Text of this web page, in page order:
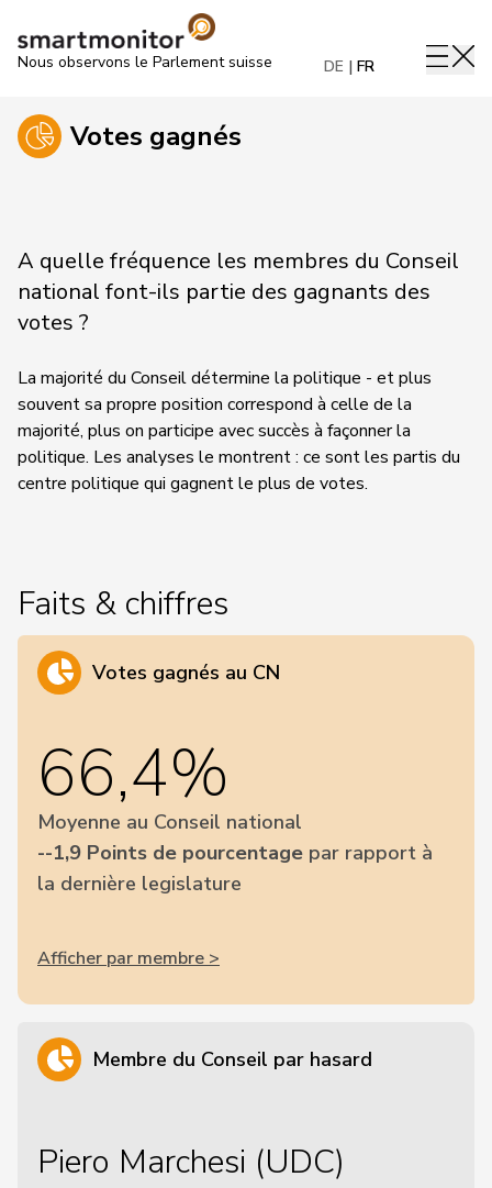
Nous observons le Parlement suisse DE FR
Votes gagnés
A quelle fréquence les membres du Conseil
national font-ils partie des gagnants des
votes ?
La majorité du Conseil détermine la politique - et plus
souvent sa propre position correspond à celle de la
majorité, plus on participe avec succès à façonner la
politique. Les analyses le montrent : ce sont les partis du
centre politique qui gagnent le plus de votes.
Faits & chiffres
Votes gagnés au CN
66,4%
Moyenne au Conseil national
--1,9 Points de pourcentage par rapport à
la dernière legislature
Afficher par membre >
Membre du Conseil par hasard
Piero Marchesi (UDC)